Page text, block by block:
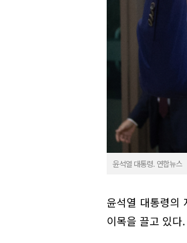
윤석열 대통령. 연합뉴스
윤석열 대통령의
이목을 끌고 있다.